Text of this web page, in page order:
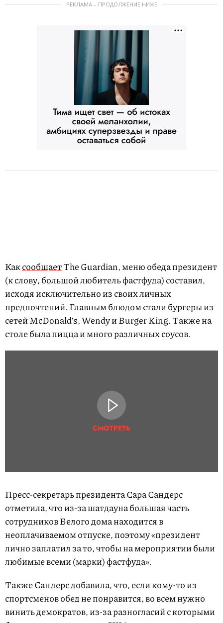
РЕКЛАМА – ПРОДОЛЖЕНИЕ НИЖЕ
КаксообщаетThe Guardian, меню обеда президент
(к слову, большой любитель фастфуда) составил,
исходя исключительно из своих личных
предпочтений. Главным блюдом стали бургеры из
сетей McDonald’s, Wendy и Burger King. Также на
столе была пицца и много различных соусов.
СМОТРЕТЬ
Пресс-секретарь президента Сара Сандерс
отметила, что из-за шатдауна большая часть
сотрудников Белого дома находится в
неоплачиваемом отпуске, поэтому «президент
лично заплатил за то, чтобы на мероприятии были
любимые всеми (марки) фастфуда».
Также Сандерс добавила, что, если кому-то из
спортсменов обед не понравится, во всем нужно
винить демократов, из-за разногласий с которыми